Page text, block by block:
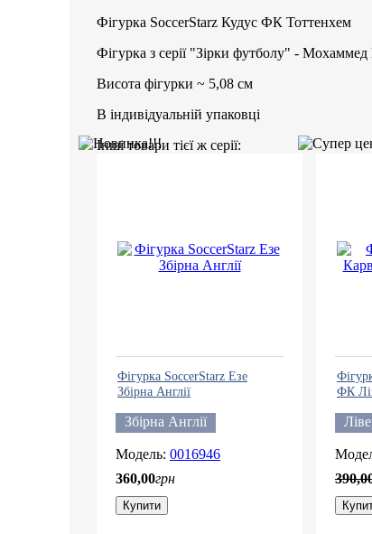
Фігурка SoccerStarz Кудус ФК Тоттенхем
Фігурка з серії "Зірки футболу" -
Висота фігурки ~ 5,08 см
В індивідуальній упаковці
Інші товари тієї ж серії:
Фігурка SoccerStarz Езе
Збірна Англії
Збірна Англії
0016946
360,00грн
Купити
ФК
390,